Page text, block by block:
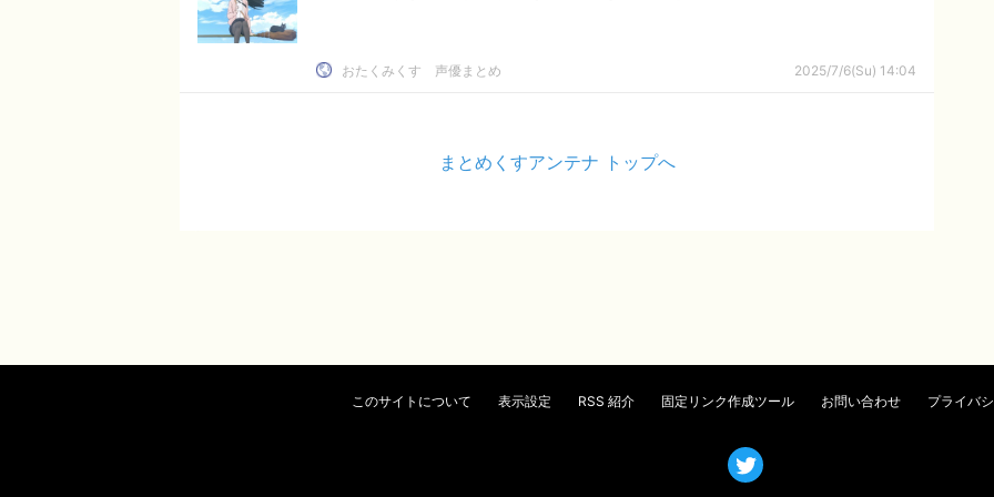
おたくみくす 声優まとめ 2025/7/6(Su) 14:04
まとめくすアンテナ トップへ
このサイトについて 表示設定 RSS 紹介 固定リンク作成ツール お問い合わせ プライバ